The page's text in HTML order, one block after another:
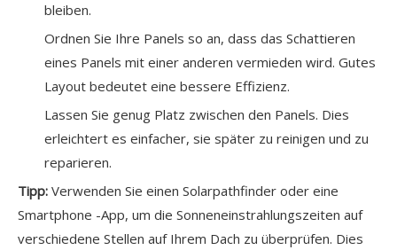
bleiben.
Ordnen Sie Ihre Panels so an, dass das Schattieren
eines Panels mit einer anderen vermieden wird. Gutes
Layout bedeutet eine bessere Effizienz.
Lassen Sie genug Platz zwischen den Panels. Dies
erleichtert es einfacher, sie später zu reinigen und zu
reparieren.
Tipp: Verwenden Sie einen Solarpathfinder oder eine
Smartphone -App, um die Sonneneinstrahlungszeiten auf
verschiedene Stellen auf Ihrem Dach zu überprüfen. Dies